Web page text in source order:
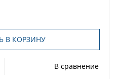
В КОРЗИНУ
В сравнение